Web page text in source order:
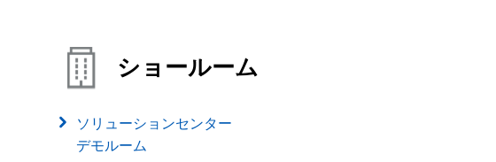
ショールーム
ソリューションセンター
デモルーム